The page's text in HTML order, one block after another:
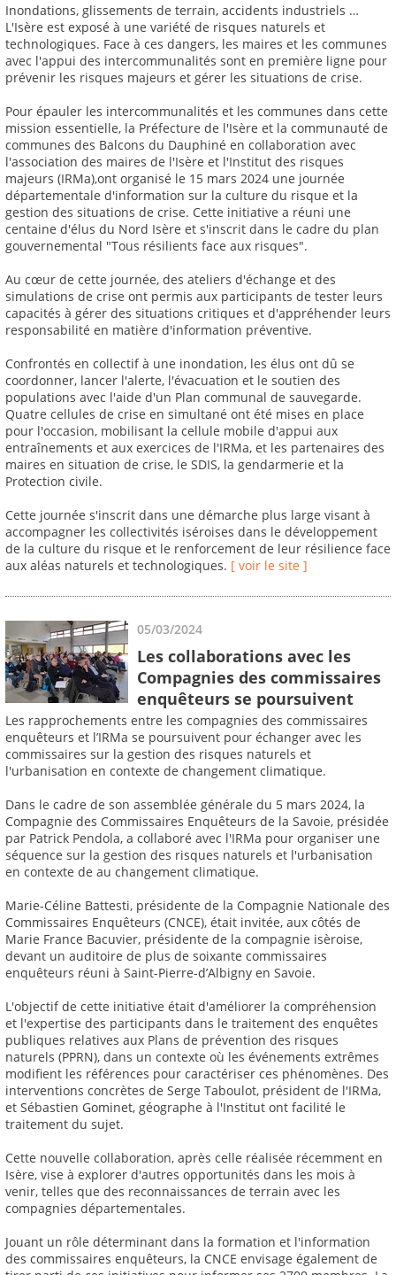
Inondations, glissements de terrain, accidents industriels …
L'Isère est exposé à une variété de risques naturels et
technologiques. Face à ces dangers, les maires et les communes
avec l'appui des intercommunalités sont en première ligne pour
prévenir les risques majeurs et gérer les situations de crise.
Pour épauler les intercommunalités et les communes dans cette
mission essentielle, la Préfecture de l'Isère et la communauté de
communes des Balcons du Dauphiné en collaboration avec
l'association des maires de l'Isère et l'Institut des risques
majeurs (IRMa),ont organisé le 15 mars 2024 une journée
départementale d'information sur la culture du risque et la
gestion des situations de crise. Cette initiative a réuni une
centaine d'élus du Nord Isère et s'inscrit dans le cadre du plan
gouvernemental "Tous résilients face aux risques".
Au cœur de cette journée, des ateliers d'échange et des
simulations de crise ont permis aux participants de tester leurs
capacités à gérer des situations critiques et d'appréhender leurs
responsabilité en matière d'information préventive.
Confrontés en collectif à une inondation, les élus ont dû se
coordonner, lancer l'alerte, l'évacuation et le soutien des
populations avec l'aide d'un Plan communal de sauvegarde.
Quatre cellules de crise en simultané ont été mises en place
pour l'occasion, mobilisant la cellule mobile d'appui aux
entraînements et aux exercices de l'IRMa, et les partenaires des
maires en situation de crise, le SDIS, la gendarmerie et la
Protection civile.
Cette journée s'inscrit dans une démarche plus large visant à
accompagner les collectivités iséroises dans le développement
de la culture du risque et le renforcement de leur résilience face
aux aléas naturels et technologiques. [ voir le site ]
05/03/2024
Les collaborations avec les
Compagnies des commissaires
enquêteurs se poursuivent
Les rapprochements entre les compagnies des commissaires
enquêteurs et l’IRMa se poursuivent pour échanger avec les
commissaires sur la gestion des risques naturels et
l'urbanisation en contexte de changement climatique.
Dans le cadre de son assemblée générale du 5 mars 2024, la
Compagnie des Commissaires Enquêteurs de la Savoie, présidée
par Patrick Pendola, a collaboré avec l'IRMa pour organiser une
séquence sur la gestion des risques naturels et l'urbanisation
en contexte de au changement climatique.
Marie-Céline Battesti, présidente de la Compagnie Nationale des
Commissaires Enquêteurs (CNCE), était invitée, aux côtés de
Marie France Bacuvier, présidente de la compagnie isèroise,
devant un auditoire de plus de soixante commissaires
enquêteurs réuni à Saint-Pierre-d’Albigny en Savoie.
L'objectif de cette initiative était d'améliorer la compréhension
et l'expertise des participants dans le traitement des enquêtes
publiques relatives aux Plans de prévention des risques
naturels (PPRN), dans un contexte où les événements extrêmes
modifient les références pour caractériser ces phénomènes. Des
interventions concrètes de Serge Taboulot, président de l'IRMa,
et Sébastien Gominet, géographe à l'Institut ont facilité le
traitement du sujet.
Cette nouvelle collaboration, après celle réalisée récemment en
Isère, vise à explorer d'autres opportunités dans les mois à
venir, telles que des reconnaissances de terrain avec les
compagnies départementales.
Jouant un rôle déterminant dans la formation et l'information
des commissaires enquêteurs, la CNCE envisage également de